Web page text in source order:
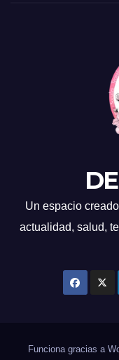
Un espacio
actualidad, salud,
Funciona gracias a